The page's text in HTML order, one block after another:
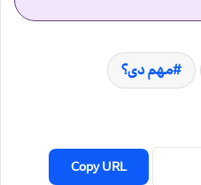
مهم دی؟
Copy URL